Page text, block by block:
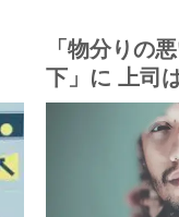
「物分りの
下」に 上司